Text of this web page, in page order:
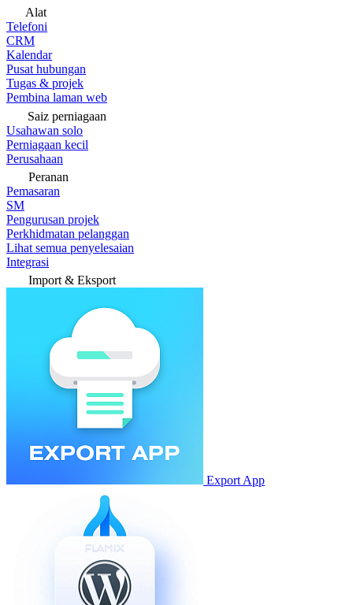
Alat
Telefoni
CRM
Kalendar
Pusat hubungan
Tugas & projek
Pembina laman web
Saiz perniagaan
Usahawan solo
Perniagaan kecil
Perusahaan
Peranan
Pemasaran
SM
Pengurusan projek
Perkhidmatan pelanggan
Lihat semua penyelesaian
Integrasi
Import & Eksport
Export App